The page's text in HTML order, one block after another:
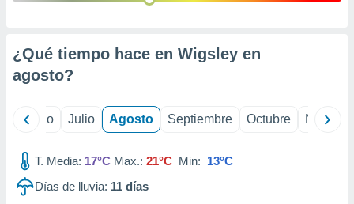
de
1199
¿Qué tiempo hace en Wigsley en
agosto?
Junio Julio Agosto Septiembre Octubre
T. Media: 17°C Max.: 21°C Min: 13°C
Días de lluvia: 11 días